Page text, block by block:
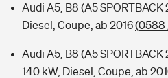
Audi A5, B8 (A5 SPORTBACK
Diesel, Coupe, ab 2016(0588
Audi A5, B8 (A5 SPORTBACK
140 kW, Diesel, Coupe, ab